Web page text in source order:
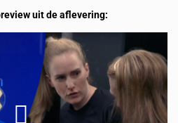
uit de aflevering: